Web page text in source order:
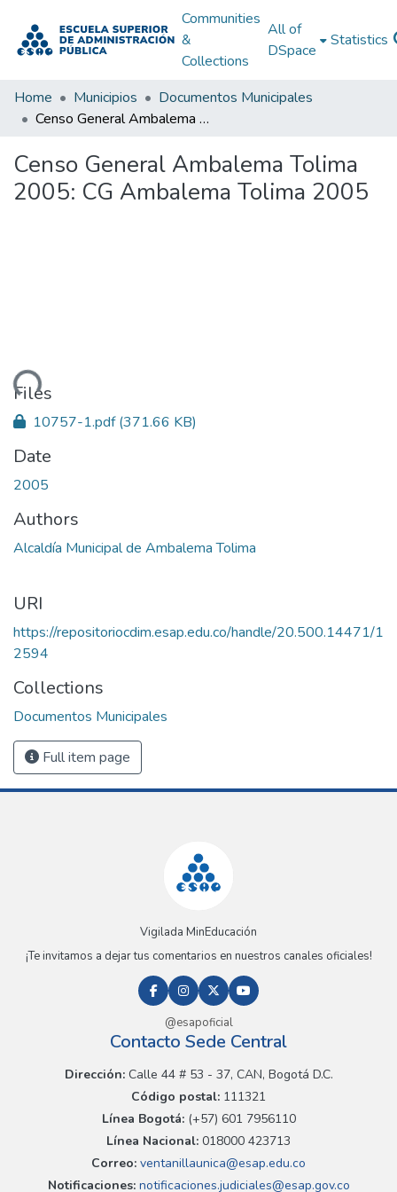
Communities
&
Collections
All of
DSpace
Statistics
Home Municipios
Documentos Municipales
Censo General Ambalema Tolima 2005: CG Ambalema Tolima 2005
Censo General Ambalema Tolima
2005: CG Ambalema Tolima 2005
Files
10757-1.pdf(371.66 KB)
Date
2005
Authors
Alcaldía Municipal de Ambalema Tolima
URI
https://repositoriocdim.esap.edu.co/handle/20.500.14471/1
2594
Collections
Documentos Municipales
Full item page
Vigilada MinEducación
¡Te invitamos a dejar tus comentarios en nuestros canales oficiales!
@esapoficial
Contacto Sede Central
Dirección:Calle 44 # 53 - 37, CAN, Bogotá D.C.
Código postal: 111321
Línea Bogotá:(+57) 601 7956110
Línea Nacional: 018000 423713
Correo: ventanillaunica@esap.edu.co
Notificaciones:notificaciones.judiciales@esap.gov.co